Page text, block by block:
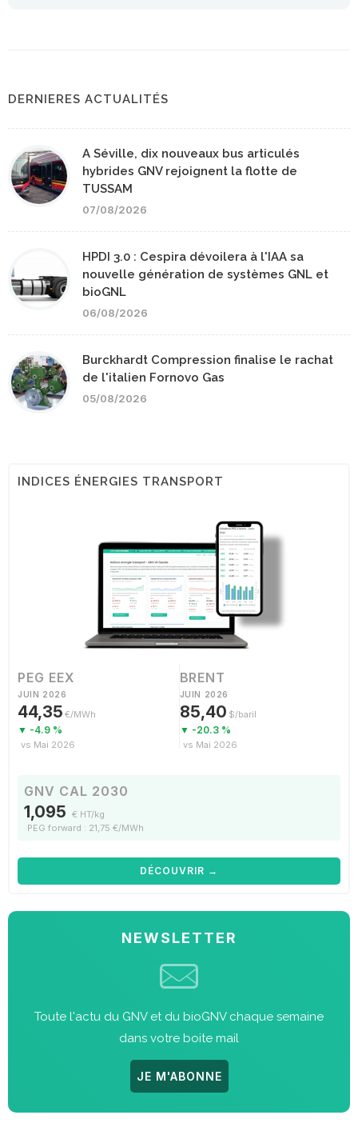
DERNIERES ACTUALITÉS
A Séville, dix nouveaux bus articulés
hybrides GNV rejoignent la flotte de
TUSSAM
07/08/2026
HPDI 3.0 : Cespira dévoilera à l'IAA sa
nouvelle génération de systèmes GNL et
bioGNL
06/08/2026
Burckhardt Compression finalise le rachat
de l'italien Fornovo Gas
05/08/2026
INDICES ÉNERGIES TRANSPORT
PEG EEX
JUIN 2026
44,35 €/MWh
▼ -4.9 %
vs Mai 2026
BRENT
JUIN 2026
85,40 $/baril
▼ -20.3 %
vs Mai 2026
GNV CAL 2030
1,095 € HT/kg
PEG forward : 21,75 €/MWh
DÉCOUVRIR →
NEWSLETTER
Toute l'actu du GNV et du bioGNV chaque semaine
dans votre boite mail
JE M'ABONNE